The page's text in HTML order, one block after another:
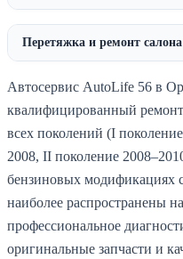
Перетяжка и ремонт
Автосервис AutoLife 56 в
квалифицированный
всех поколений (I
2008, II поколение
бензиновых модификациях
наиболее распространены
профессиональное
оригинальные запчасти и